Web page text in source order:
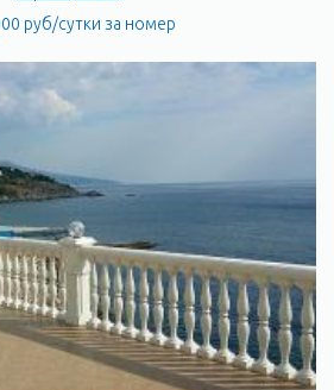
руб/сутки за номер